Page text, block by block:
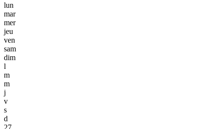
lun
mar
mer
jeu
ven
sam
dim
l
m
m
j
v
s
d
27